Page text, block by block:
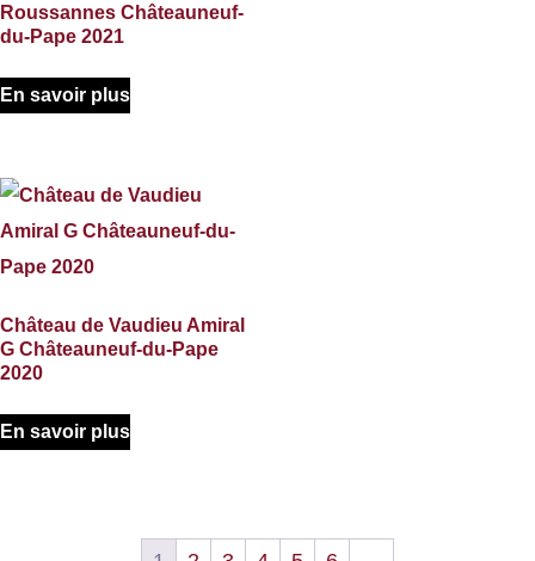
Roussannes Châteauneuf-
du-Pape 2021
En savoir plus
Château de Vaudieu Amiral
G Châteauneuf-du-Pape
2020
En savoir plus